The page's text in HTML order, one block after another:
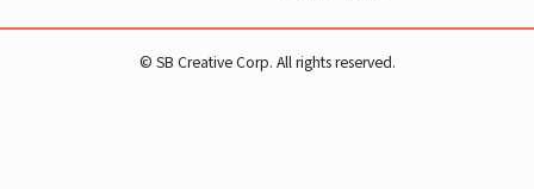
© SB Creative Corp. All rights reserved.